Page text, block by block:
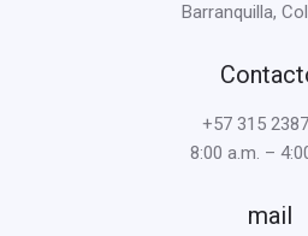
Barranquilla,
+57 315
8:00 a.m. –
mail